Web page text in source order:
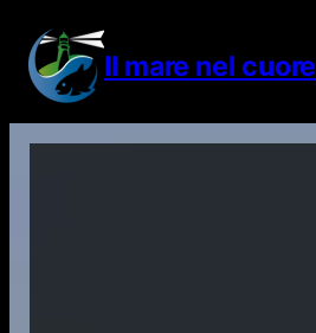
contenuto
Il mare nel cuore